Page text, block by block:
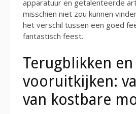
apparatuur en getalenteerde
misschien niet zou kunnen
het verschil tussen een goed
fantastisch feest.
Terugblikken en
vooruitkijken:
van kostbare